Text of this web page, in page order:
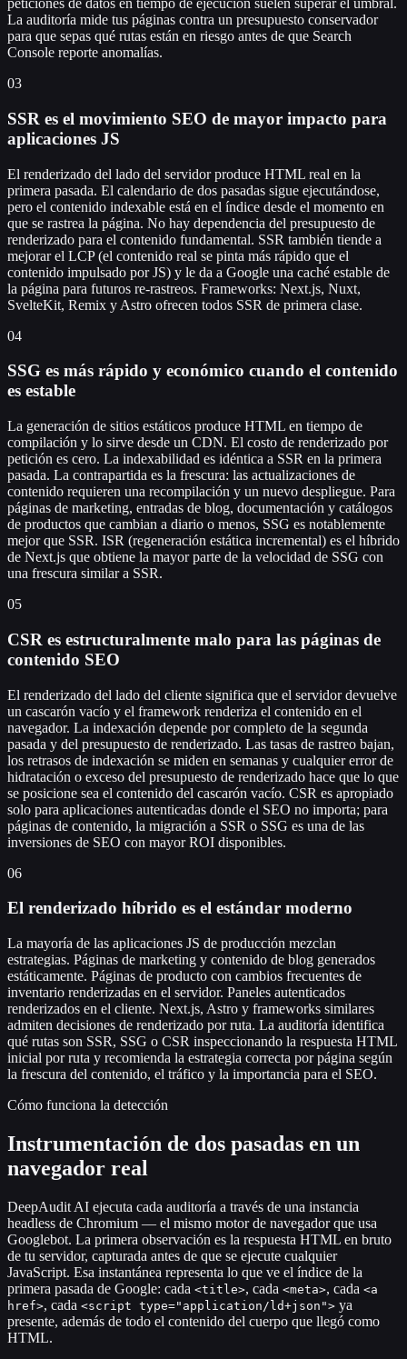
peticiones de datos en tiempo de ejecución suelen superar el umbral.
La auditoría mide tus páginas contra un presupuesto conservador
para que sepas qué rutas están en riesgo antes de que Search
Console reporte anomalías.
03
SSR es el movimiento SEO de mayor impacto para
aplicaciones JS
El renderizado del lado del servidor produce HTML real en la
primera pasada. El calendario de dos pasadas sigue ejecutándose,
pero el contenido indexable está en el índice desde el momento en
que se rastrea la página. No hay dependencia del presupuesto de
renderizado para el contenido fundamental. SSR también tiende a
mejorar el LCP (el contenido real se pinta más rápido que el
contenido impulsado por JS) y le da a Google una caché estable de
la página para futuros re-rastreos. Frameworks: Next.js, Nuxt,
SvelteKit, Remix y Astro ofrecen todos SSR de primera clase.
04
SSG es más rápido y económico cuando el contenido
es estable
La generación de sitios estáticos produce HTML en tiempo de
compilación y lo sirve desde un CDN. El costo de renderizado por
petición es cero. La indexabilidad es idéntica a SSR en la primera
pasada. La contrapartida es la frescura: las actualizaciones de
contenido requieren una recompilación y un nuevo despliegue. Para
páginas de marketing, entradas de blog, documentación y catálogos
de productos que cambian a diario o menos, SSG es notablemente
mejor que SSR. ISR (regeneración estática incremental) es el híbrido
de Next.js que obtiene la mayor parte de la velocidad de SSG con
una frescura similar a SSR.
05
CSR es estructuralmente malo para las páginas de
contenido SEO
El renderizado del lado del cliente significa que el servidor devuelve
un cascarón vacío y el framework renderiza el contenido en el
navegador. La indexación depende por completo de la segunda
pasada y del presupuesto de renderizado. Las tasas de rastreo bajan,
los retrasos de indexación se miden en semanas y cualquier error de
hidratación o exceso del presupuesto de renderizado hace que lo que
se posicione sea el contenido del cascarón vacío. CSR es apropiado
solo para aplicaciones autenticadas donde el SEO no importa; para
páginas de contenido, la migración a SSR o SSG es una de las
inversiones de SEO con mayor ROI disponibles.
06
El renderizado híbrido es el estándar moderno
La mayoría de las aplicaciones JS de producción mezclan
estrategias. Páginas de marketing y contenido de blog generados
estáticamente. Páginas de producto con cambios frecuentes de
inventario renderizadas en el servidor. Paneles autenticados
renderizados en el cliente. Next.js, Astro y frameworks similares
admiten decisiones de renderizado por ruta. La auditoría identifica
qué rutas son SSR, SSG o CSR inspeccionando la respuesta HTML
inicial por ruta y recomienda la estrategia correcta por página según
la frescura del contenido, el tráfico y la importancia para el SEO.
Cómo funciona la detección
Instrumentación de dos pasadas en un
navegador real
DeepAudit AI ejecuta cada auditoría a través de una instancia
headless de Chromium — el mismo motor de navegador que usa
Googlebot. La primera observación es la respuesta HTML en bruto
de tu servidor, capturada antes de que se ejecute cualquier
JavaScript. Esa instantánea representa lo que ve el índice de la
primera pasada de Google: cada <title>, cada <meta>, cada <a
href>, cada <script type="application/ld+json"> ya
presente, además de todo el contenido del cuerpo que llegó como
HTML.